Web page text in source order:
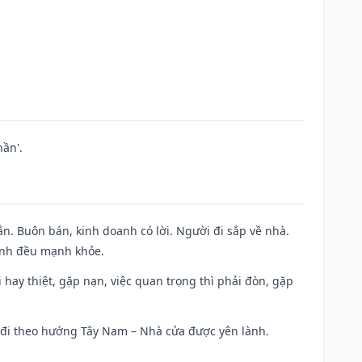
Buôn bán, kinh doanh có lời. Người đi sắp về nhà.
đều mạnh khỏe.
thiệt, gặp nạn, việc quan trọng thì phải đòn, gặp
theo hướng Tây Nam – Nhà cửa được yên lành.